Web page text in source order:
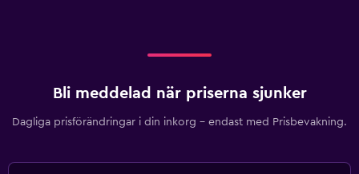
Bli meddelad när priserna sjunker
Dagliga prisförändringar i din inkorg – endast med Prisbevakning.